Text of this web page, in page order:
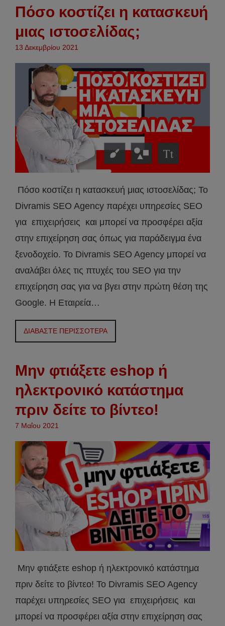
Πόσο κοστίζει η κατασκευή
μιας ιστοσελίδας;
13 Δεκεμβρίου 2021
Πόσο κοστίζει η κατασκευή μιας ιστοσελίδας; Το
Divramis SEO Agency παρέχει υπηρεσίες SEO
για επιχειρήσεις και μπορεί να προσφέρει αξία
στην επιχείρηση σας όπως για παράδειγμα ένα
ξενοδοχείο. Το Divramis SEO Agency μπορεί να
αναλάβει όλες τις πτυχές του SEO για την
επιχείρηση σας για να βγει στην πρώτη θέση της
Google. Η Εταιρεία…
ΔΙΑΒΑΣΤΕ ΠΕΡΙΣΣΟΤΕΡΑ
Μην φτιάξετε eshop ή
ηλεκτρονικό κατάστημα
πριν δείτε το βίντεο!
7 Μαΐου 2021
Μην φτιάξετε eshop ή ηλεκτρονικό κατάστημα
πριν δείτε το βίντεο! Το Divramis SEO Agency
παρέχει υπηρεσίες SEO για επιχειρήσεις και
μπορεί να προσφέρει αξία στην επιχείρηση σας